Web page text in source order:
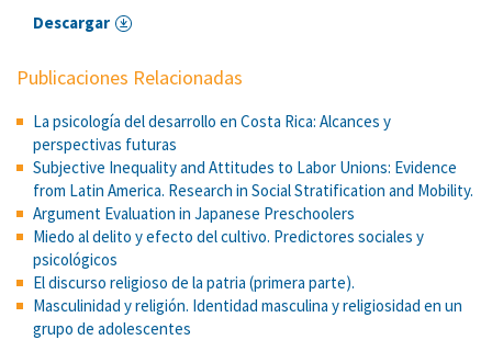
Descargar
Publicaciones Relacionadas
La psicología del desarrollo en Costa Rica: Alcances y
perspectivas futuras
Subjective Inequality and Attitudes to Labor Unions: Evidence
from Latin America. Research in Social Stratification and Mobility.
Argument Evaluation in Japanese Preschoolers
Miedo al delito y efecto del cultivo. Predictores sociales y
psicológicos
El discurso religioso de la patria (primera parte).
Masculinidad y religión. Identidad masculina y religiosidad en un
grupo de adolescentes